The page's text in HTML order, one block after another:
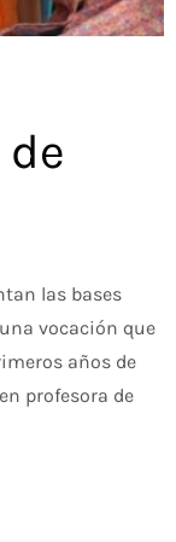
las bases
vocación que
años de
profesora de